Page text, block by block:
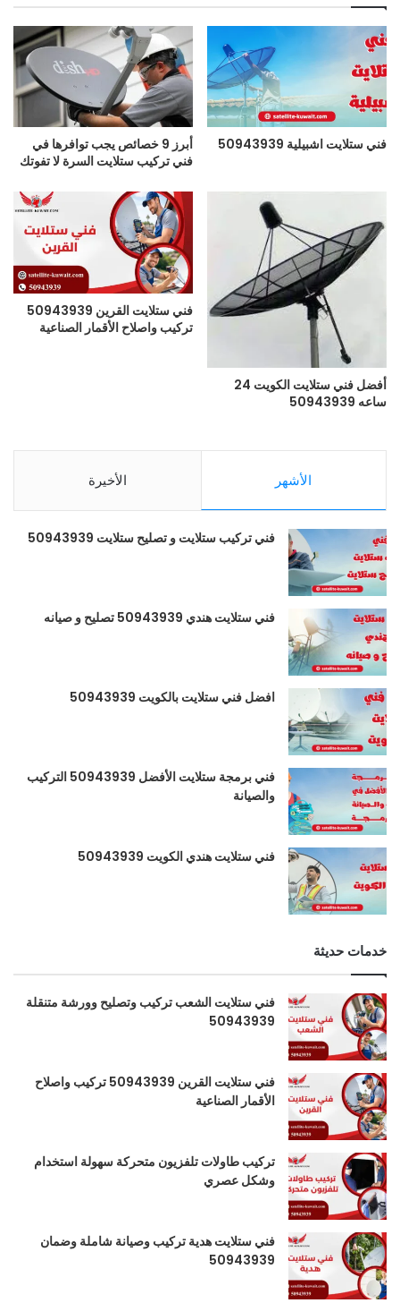
فني ستلايت اشبيلية 50943939
أبرز 9 خصائص يجب توافرها في
فني تركيب ستلايت السرة لا تفوتك
أفضل فني ستلايت الكويت 24
ساعه 50943939
فني ستلايت القرين 50943939
تركيب واصلاح الأقمار الصناعية
الأشهر الأخيرة
فني تركيب ستلايت و تصليح ستلايت 50943939
فني ستلايت هندي 50943939 تصليح و صيانه
افضل فني ستلايت بالكويت 50943939
فني برمجة ستلايت الأفضل 50943939 التركيب
والصيانة
فني ستلايت هندي الكويت 50943939
خدمات حديثة
فني ستلايت الشعب تركيب وتصليح وورشة متنقلة
50943939
فني ستلايت القرين 50943939 تركيب واصلاح
الأقمار الصناعية
تركيب طاولات تلفزيون متحركة سهولة استخدام
وشكل عصري
فني ستلايت هدية تركيب وصيانة شاملة وضمان
50943939